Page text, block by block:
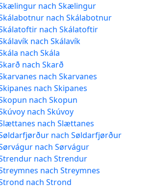
nach Skælingur
nach Skálabotnur
nach Skálatoftir
nach Skálavík
nach Skála
nach Skarð
nach Skarvanes
nach Skipanes
nach Skopun
nach Skúvoy
nach Slættanes
nach Søldarfjørður
nach Sørvágur
nach Strendur
nach Streymnes
nach Strond